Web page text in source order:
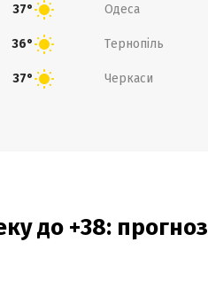
37° Одеса
36° Тернопіль
37° Черкаси
до +38: прогноз